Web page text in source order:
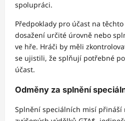
spolupráci.
Předpoklady pro účast na
dosažení určité úrovně nebo
ve hře. Hráči by měli
se ujistili, že splňují potřebné
účast.
Odměny za splnění
Splnění speciálních misí přináší